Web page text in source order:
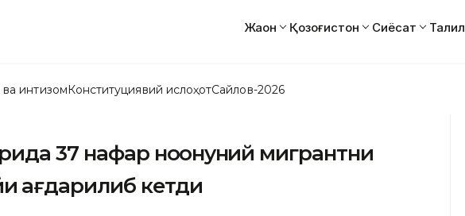
Жаҳон Қозоғистон Сиёсат Таҳлил
интизомКонституциявий ислоҳотСайлов-2026
37 нафар ноқонуний мигрантни
ағдарилиб кетди